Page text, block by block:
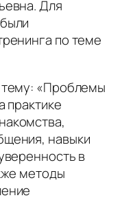
Для
по теме
«Проблемы
практике
навыки
в
методы